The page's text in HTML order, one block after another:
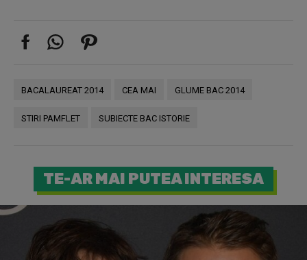
BACALAUREAT 2014 CEA MAI GLUME BAC 2014
STIRI PAMFLET SUBIECTE BAC ISTORIE
TE-AR MAI PUTEA INTERESA